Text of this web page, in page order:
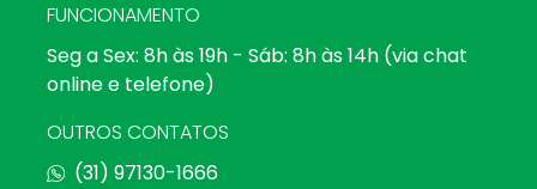
FUNCIONAMENTO
Seg a Sex: 8h às 19h - Sáb: 8h às 14h (via chat
online e telefone)
OUTROS CONTATOS
(31) 97130-1666